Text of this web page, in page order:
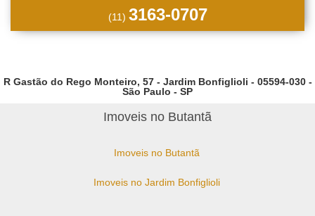
(11) 3163-0707
R Gastão do Rego Monteiro, 57 - Jardim Bonfiglioli - 05594-030 -
São Paulo - SP
Imoveis no Butantã
Imoveis no Butantã
Imoveis no Jardim Bonfiglioli